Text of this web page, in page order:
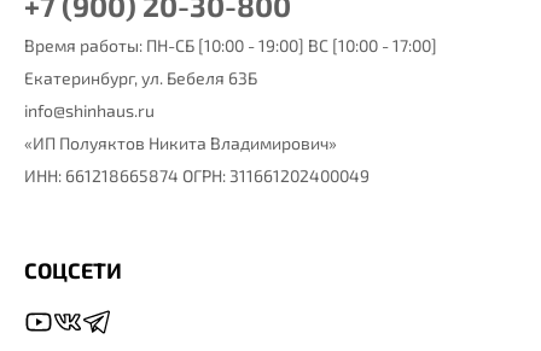
Время работы: ПН-СБ [10:00 - 19:00] ВС [10:00 - 17:00]
Екатеринбург, ул. Бебеля 63Б
info@shinhaus.ru
«ИП Полуяктов Никита Владимирович»
ИНН: 661218665874 ОГРН: 311661202400049
СОЦСЕТИ